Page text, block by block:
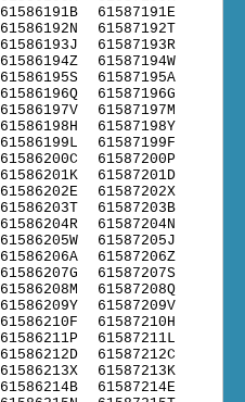
61586191B
61586192N
61586193J
61586194Z
61586195S
61586196Q
61586197V
61586198H
61586199L
61586200C
61586201K
61586202E
61586203T
61586204R
61586205W
61586206A
61586207G
61586208M
61586209Y
61586210F
61586211P
61586212D
61586213X
61586214B
61587191E
61587192T
61587193R
61587194W
61587195A
61587196G
61587197M
61587198Y
61587199F
61587200P
61587201D
61587202X
61587203B
61587204N
61587205J
61587206Z
61587207S
61587208Q
61587209V
61587210H
61587211L
61587212C
61587213K
61587214E